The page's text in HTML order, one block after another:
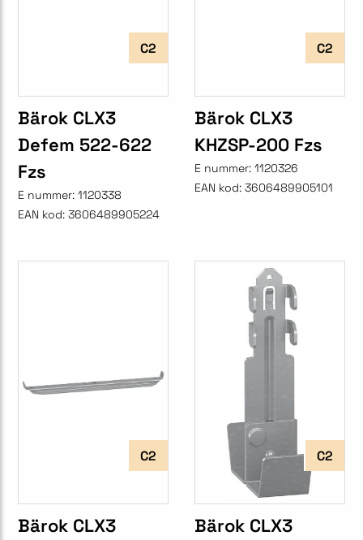
C2
Bärok CLX3
Defem 522-622
Fzs
E nummer: 1120338
EAN kod: 3606489905224
C2
Bärok CLX3
KHZSP-200 Fzs
E nummer: 1120326
EAN kod: 3606489905101
C2
Bärok CLX3
C2
Bärok CLX3